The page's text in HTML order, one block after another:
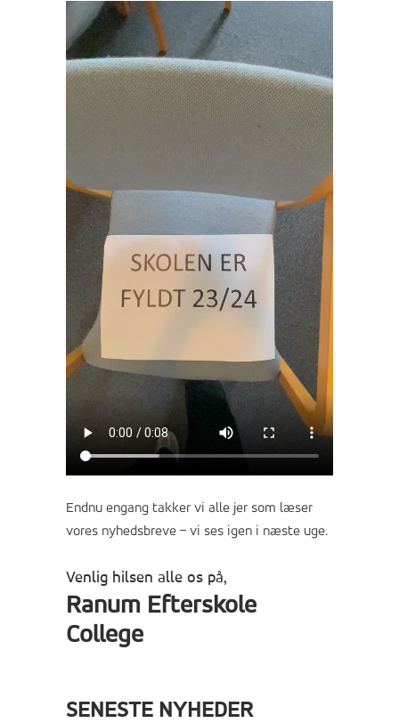
Endnu engang takker vi alle jer som læser
vores nyhedsbreve – vi ses igen i næste uge.
Venlig hilsen alle os på,
Ranum Efterskole
College
SENESTE NYHEDER